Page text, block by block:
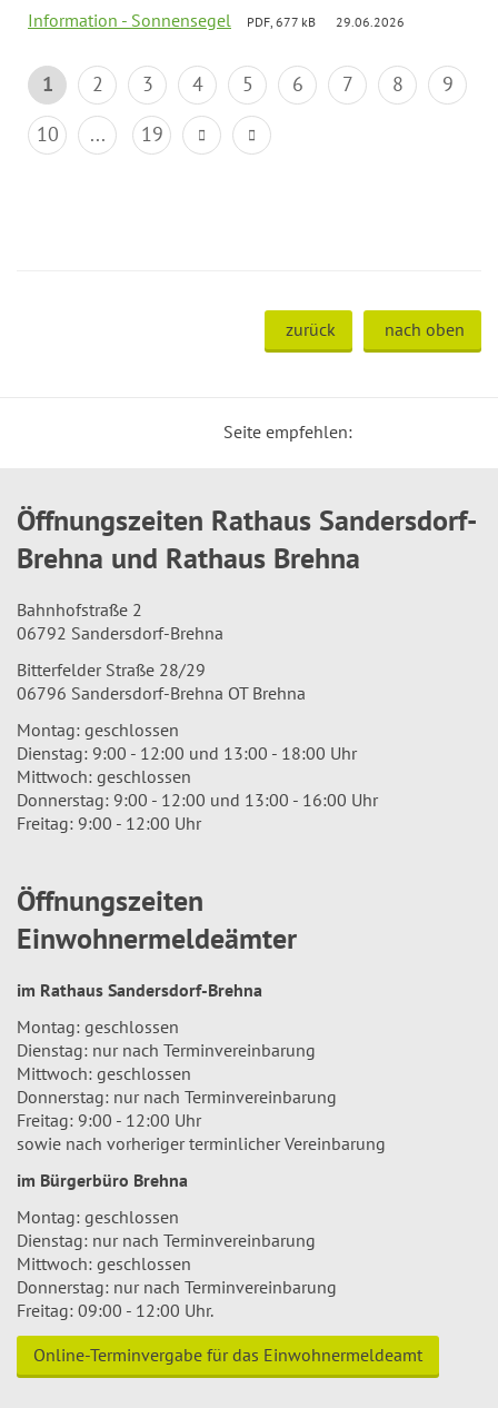
Information - Sonnensegel PDF, 677 kB 29.06.2026
1 2 3 4 5 6 7 8
9
10
... 19
zurück nach oben
Seite empfehlen:
Öffnungszeiten Rathaus Sandersdorf-
Brehna und Rathaus Brehna
Bahnhofstraße 2
06792 Sandersdorf-Brehna
Bitterfelder Straße 28/29
06796 Sandersdorf-Brehna OT Brehna
Montag: geschlossen
Dienstag: 9:00 - 12:00 und 13:00 - 18:00 Uhr
Mittwoch: geschlossen
Donnerstag: 9:00 - 12:00 und 13:00 - 16:00 Uhr
Freitag: 9:00 - 12:00 Uhr
Öffnungszeiten
Einwohnermeldeämter
im Rathaus Sandersdorf-Brehna
Montag: geschlossen
Dienstag: nur nach Terminvereinbarung
Mittwoch: geschlossen
Donnerstag: nur nach Terminvereinbarung
Freitag: 9:00 - 12:00 Uhr
sowie nach vorheriger terminlicher Vereinbarung
im Bürgerbüro Brehna
Montag: geschlossen
Dienstag: nur nach Terminvereinbarung
Mittwoch: geschlossen
Donnerstag: nur nach Terminvereinbarung
Freitag: 09:00 - 12:00 Uhr.
Online-Terminvergabe für das Einwohnermeldeamt